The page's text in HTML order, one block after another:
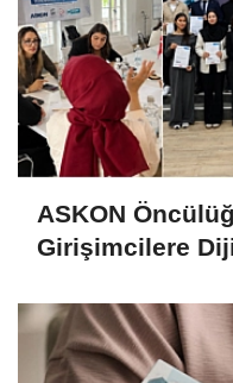
ASKON
Girişimcilere